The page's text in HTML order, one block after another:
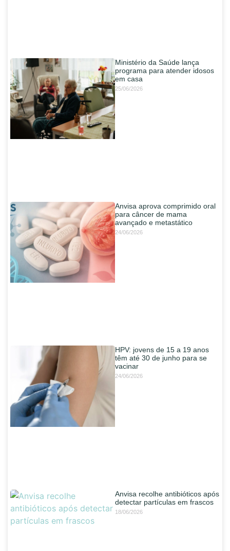
Ministério da Saúde lança
programa para atender idosos
em casa
25/06/2026
Anvisa aprova comprimido oral
para câncer de mama
avançado e metastático
24/06/2026
HPV: jovens de 15 a 19 anos
têm até 30 de junho para se
vacinar
24/06/2026
Anvisa recolhe antibióticos após
detectar partículas em frascos
18/06/2026